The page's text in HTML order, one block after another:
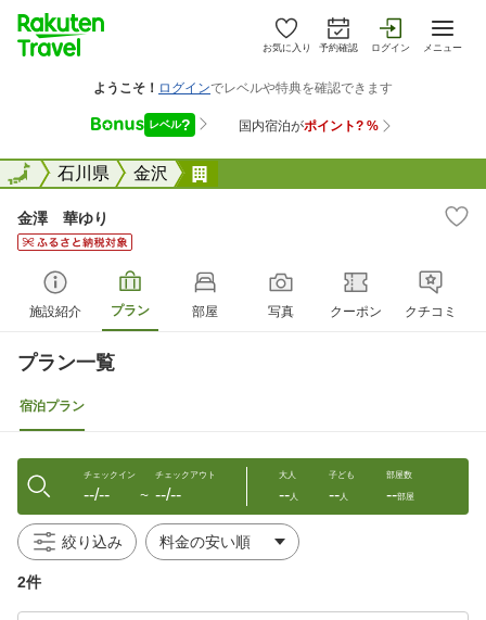
お気に入り 予約確認 ログイン メニュー
全国石川県 金沢
全国
金澤 華ゆり
施設紹介 プラン 部屋 写真 クーポン クチコミ
プラン一覧
宿泊プラン
チェックイン
--/-- 〜
チェックアウト
--/--
大人
--人
子ども
--人
部屋数
--部屋
絞り込み
2件